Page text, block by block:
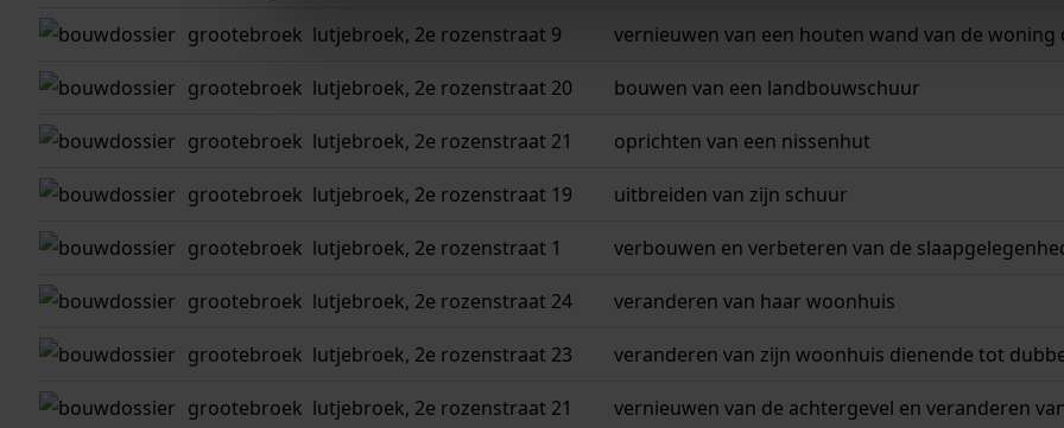
grootebroek lutjebroek, 2e rozenstraat 9 vernieuwen van een houten wand van de
grootebroek lutjebroek, 2e rozenstraat 20 bouwen van een landbouwschuur
grootebroek lutjebroek, 2e rozenstraat 21 oprichten van een nissenhut
grootebroek lutjebroek, 2e rozenstraat 19 uitbreiden van zijn schuur
grootebroek lutjebroek, 2e rozenstraat 1 verbouwen en verbeteren van de
grootebroek lutjebroek, 2e rozenstraat 24 veranderen van haar woonhuis
grootebroek lutjebroek, 2e rozenstraat 23 veranderen van zijn woonhuis dienende tot
grootebroek lutjebroek, 2e rozenstraat 21 vernieuwen van de achtergevel en veranderen